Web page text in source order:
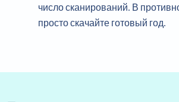
число сканирований. В
просто скачайте готовый год.